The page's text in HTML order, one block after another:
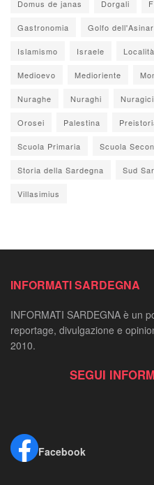
Domus de janas Dorgali
Gastronomia Golfo
Islamismo Israele Località
Medioevo Medioriente
Nuraghe Nuraghi Nuragici
Orosei Palestina
Scuola Primaria Scuola
Storia della Sardegna Sud
Villasimius
INFORMATI SARDEGNA
INFORMATI SARDEGNA è un
reportage, divulgazione e
2010.
SEGUI
Facebook